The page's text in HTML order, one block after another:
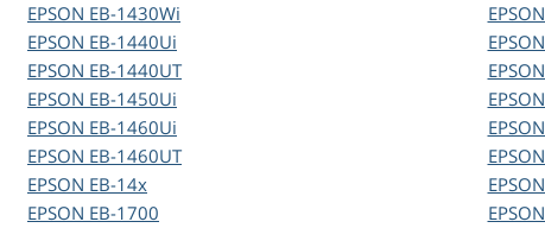
EPSON EB-1430Wi
EPSON EB-1440Ui
EPSON EB-1440UT
EPSON EB-1450Ui
EPSON EB-1460Ui
EPSON EB-1460UT
EPSON EB-14x
EPSON EB-1700
EPSON
EPSON
EPSON
EPSON
EPSON
EPSON
EPSON
EPSON